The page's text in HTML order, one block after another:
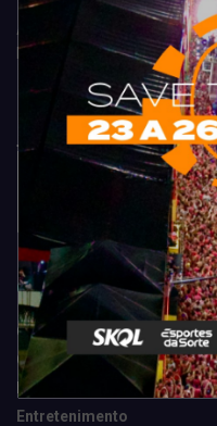
Acompanhe todas as
Fortaleza. Dicas,
Categorias
Camarote Vip Junino
Cidade
Destaques
Entretenimento